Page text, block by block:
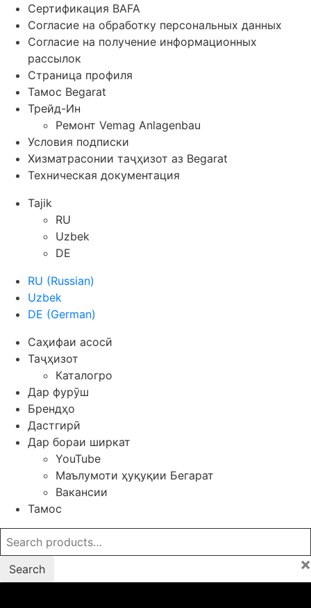
Сертификация BAFA
Согласие на обработку персональных данных
Согласие на получение информационных
рассылок
Страница профиля
Тамос Begarat
Трейд-Ин
Ремонт Vemag Anlagenbau
Условия подписки
Хизматрасонии таҷҳизот аз Begarat
Техническая документация
Tajik
RU
Uzbek
DE
RU (Russian)
Uzbek
DE (German)
Саҳифаи асосӣ
Таҷҳизот
Каталогро
Дар фурӯш
Брендҳо
Дастгирӣ
Дар бораи ширкат
YouTube
Маълумоти ҳуқуқии Бегарат
Вакансии
Тамос
Search
for:
×